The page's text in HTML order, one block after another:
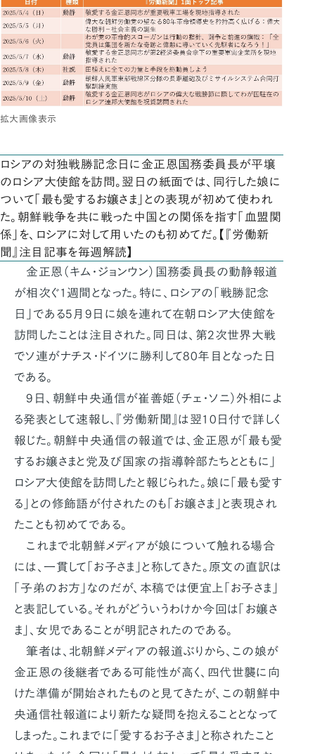
拡大画像表示
ロシアの対独戦勝記念日に金正恩国務委員長が平壌
のロシア大使館を訪問。翌日の紙面では、同行した娘に
ついて「最も愛するお嬢さま」との表現が初めて使われ
た。朝鮮戦争を共に戦った中国との関係を指す「血盟関
係」を、ロシアに対して用いたのも初めてだ。【『労働新
聞』注目記事を毎週解読】
金正恩（キム・ジョンウン）国務委員長の動静報道
が相次ぐ1週間となった。特に、ロシアの「戦勝記念
日」である5月9日に娘を連れて在朝ロシア大使館を
訪問したことは注目された。同日は、第2次世界大戦
でソ連がナチス・ドイツに勝利して80年目となった日
である。
9日、朝鮮中央通信が崔善姫（チェ・ソニ）外相によ
る発表として速報し、『労働新聞』は翌10日付で詳しく
報じた。朝鮮中央通信の報道では、金正恩が「最も愛
するお嬢さまと党及び国家の指導幹部たちとともに」
ロシア大使館を訪問したと報じられた。娘に「最も愛す
る」との修飾語が付されたのも「お嬢さま」と表現され
たことも初めてである。
これまで北朝鮮メディアが娘について触れる場合
には、一貫して「お子さま」と称してきた。原文の直訳は
「子弟のお方」なのだが、本稿では便宜上「お子さま」
と表記している。それがどういうわけか今回は「お嬢さ
ま」、女児であることが明記されたのである。
筆者は、北朝鮮メディアの報道ぶりから、この娘が
金正恩の後継者である可能性が高く、四代世襲に向
けた準備が開始されたものと見てきたが、この朝鮮中
央通信社報道により新たな疑問を抱えることとなって
しまった。これまでに「愛するお子さま」と称されたこと